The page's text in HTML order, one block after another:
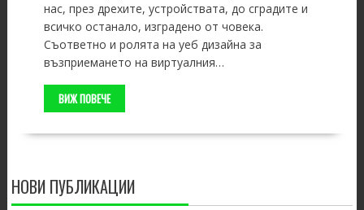
нас, през дрехите, устройствата, до сградите и
всичко останало, изградено от човека.
Съответно и ролята на уеб дизайна за
възприемането на виртуалния…
ВИЖ ПОВЕЧЕ
НОВИ ПУБЛИКАЦИИ